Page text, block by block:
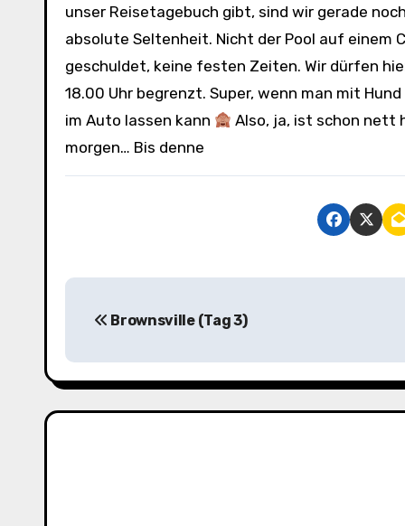
unser Reisetagebuch gibt, sind wir gerade
absolute Seltenheit. Nicht der Pool auf einem
geschuldet, keine festen Zeiten. Wir dürfen
18.00 Uhr begrenzt. Super, wenn man mit
im Auto lassen kann
Also, ja, ist schon nett
morgen… Bis denne
B
i
t
Brownsville (Tag 3)